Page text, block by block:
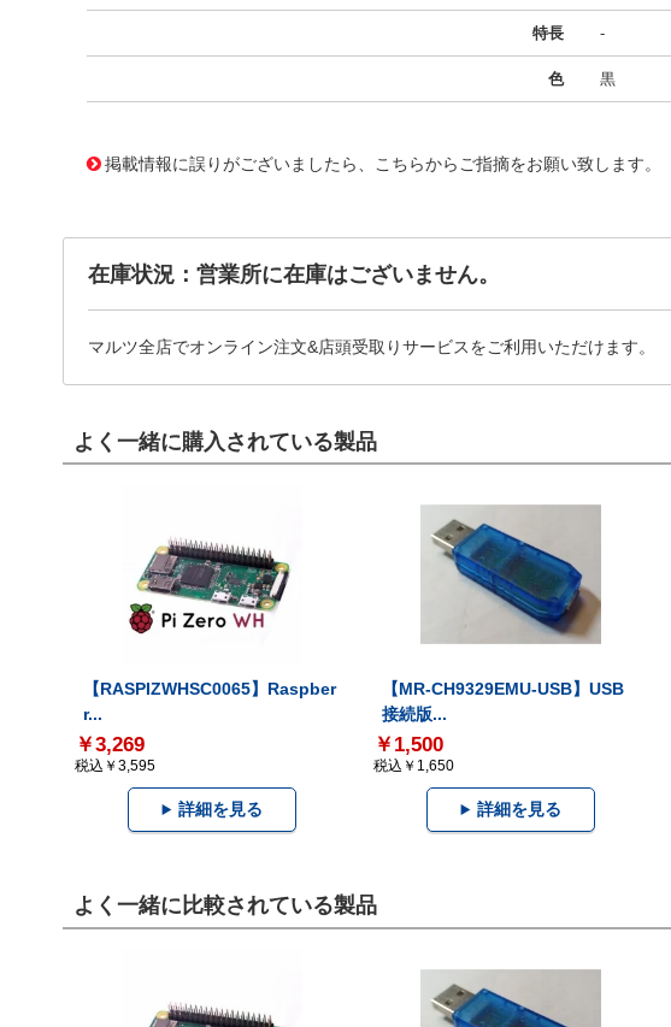
特長 -
色 黒
掲載情報に誤りがございましたら、こちらからご指摘をお願い致します。
在庫状況：営業所に在庫はございません。
マルツ全店でオンライン注文&店頭受取りサービスをご利用いただけます。
よく一緒に購入されている製品
【RASPIZWHSC0065】Raspber
r...
￥3,269
税込￥3,595
詳細を見る
【MR-CH9329EMU-USB】USB
接続版...
￥1,500
税込￥1,650
詳細を見る
よく一緒に比較されている製品